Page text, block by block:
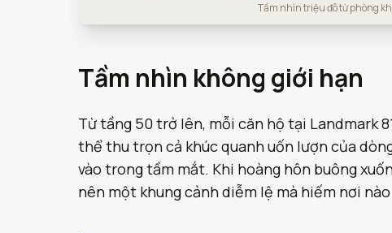
Tầm nhìn triệu đô từ phòng
Tầm nhìn không giới hạn
Từ tầng 50 trở lên, mỗi căn hộ tại Landmark
thể thu trọn cả khúc quanh uốn lượn của
vào trong tầm mắt. Khi hoàng hôn buông
nên một khung cảnh diễm lệ mà hiếm nơi